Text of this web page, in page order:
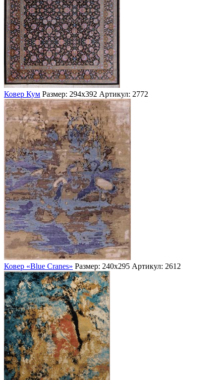
Ковер Кум Размер: 294х392 Артикул: 2772
Ковер «Blue Cranes» Размер: 240х295 Артикул: 2612